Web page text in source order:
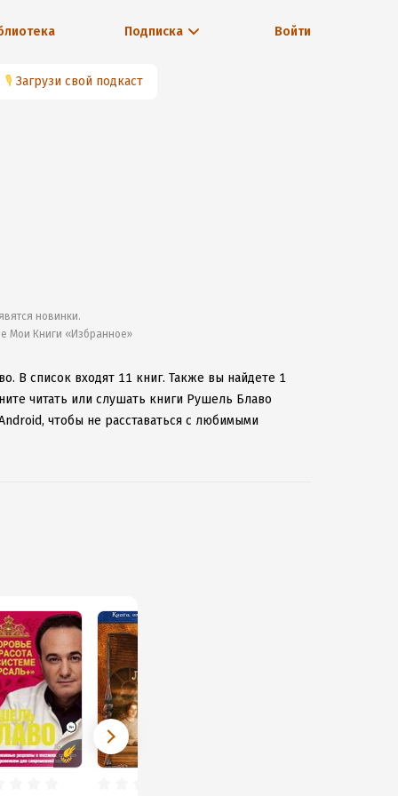
Подписка Войти
🎙 Загрузи свой подкаст
новинки.
Мои Книги «Избранное»
В список входят 11 книг. Также вы найдете 1
читать или слушать книги Рушель Блаво
чтобы не расставаться с любимыми